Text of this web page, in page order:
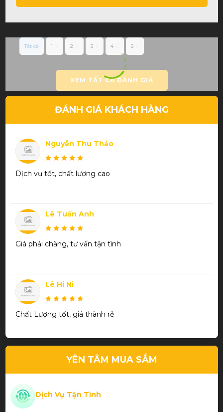
Tất cả 1 2 3 4 5
XEM TẤT CẢ ĐÁNH GIÁ
ĐÁNH GIÁ KHÁCH HÀNG
Nguyễn Thu Thảo
Dịch vụ tốt, chất lượng cao
Lê Tuấn Anh
Giá phải chăng, tư vấn tận tình
Lê Hi Ni
Chất Lượng tốt, giá thành rẻ
Trần Thanh Phương
YÊN TÂM MUA SẮM
Dịch Vụ Tận Tình